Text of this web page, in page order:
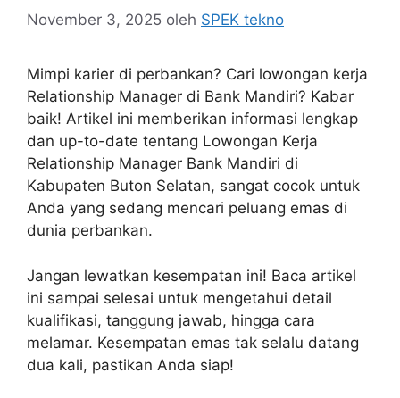
November 3, 2025 oleh SPEK tekno
Mimpi karier di perbankan? Cari lowongan kerja
Relationship Manager di Bank Mandiri? Kabar
baik! Artikel ini memberikan informasi lengkap
dan up-to-date tentang Lowongan Kerja
Relationship Manager Bank Mandiri di
Kabupaten Buton Selatan, sangat cocok untuk
Anda yang sedang mencari peluang emas di
dunia perbankan.
Jangan lewatkan kesempatan ini! Baca artikel
ini sampai selesai untuk mengetahui detail
kualifikasi, tanggung jawab, hingga cara
melamar. Kesempatan emas tak selalu datang
dua kali, pastikan Anda siap!